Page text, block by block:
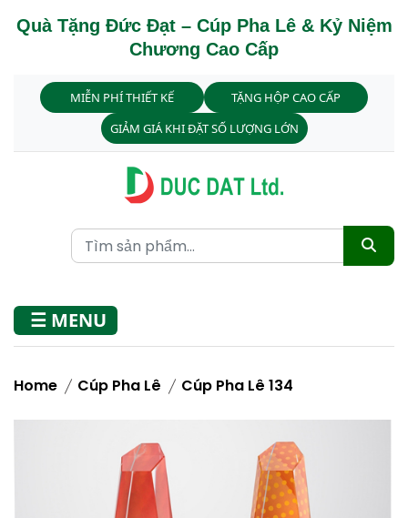
Quà Tặng Đức Đạt – Cúp Pha Lê & Kỷ Niệm
Chương Cao Cấp
MIỄN PHÍ THIẾT KẾ
TẶNG HỘP CAO CẤP
GIẢM GIÁ KHI ĐẶT SỐ LƯỢNG LỚN
☰ MENU
Home Cúp Pha Lê Cúp Pha Lê 134